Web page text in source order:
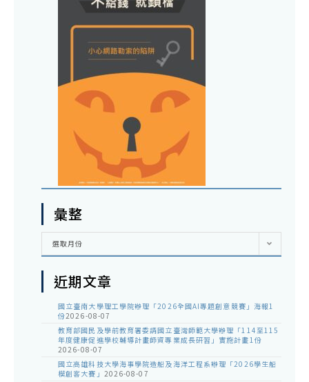
彙整
彙
選取月份
近期文章
國立臺南大學理工學院辦理「2026全國AI專題創意競賽」海報1
份2026-08-07
教育部國民及學前教育署委請國立臺灣師範大學辦理「114至115
年度健康促進學校輔導計畫師資專業成長研習」實施計畫1份
2026-08-07
國立高雄科技大學海事學院造船及海洋工程系辦理「2026學生船
模創客大賽」 2026-08-07